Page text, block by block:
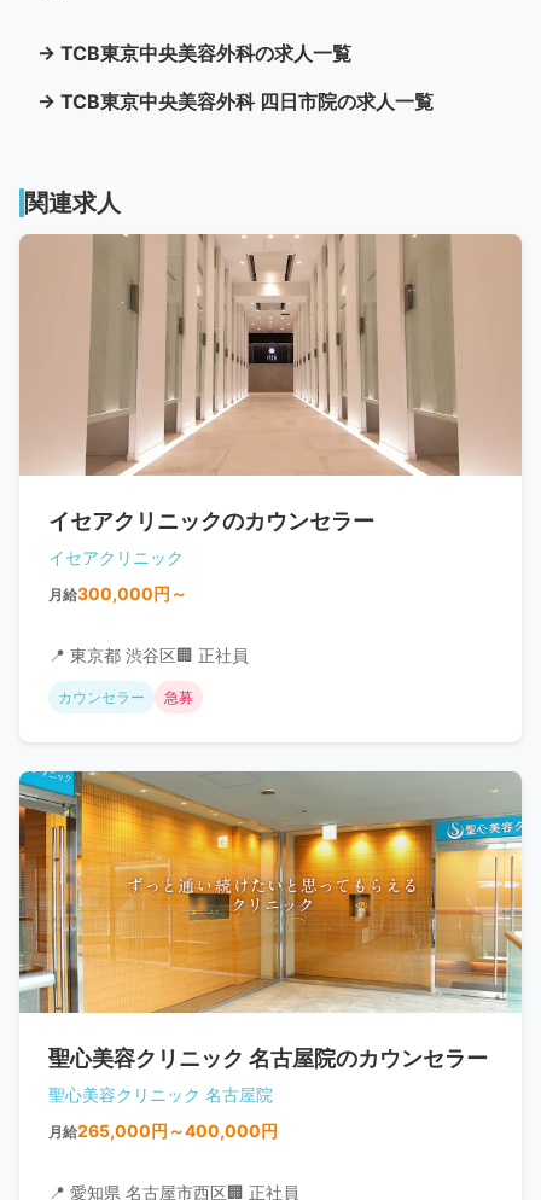
→ TCB東京中央美容外科の求人一覧
→ TCB東京中央美容外科 四日市院の求人一覧
関連求人
イセアクリニックのカウンセラー
イセアクリニック
月給300,000円～
📍 東京都 渋谷区🏢 正社員
カウンセラー 急募
聖心美容クリニック 名古屋院のカウンセラー
聖心美容クリニック 名古屋院
月給265,000円～400,000円
📍 愛知県 名古屋市西区🏢 正社員